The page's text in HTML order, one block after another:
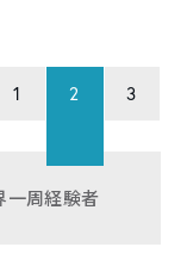
1 2 3
一周経験者